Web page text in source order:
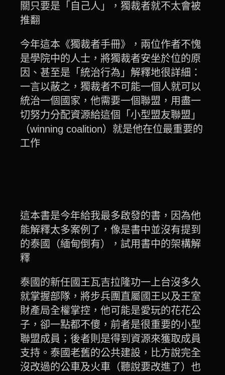
關只要是「自己人」，獨裁者就不太會被
推翻
今年這本《獨裁者手冊》，兩位作者不愧
是學院中的人士，將獨裁者安坐於位的原
因、甚至是「統治行為」解釋地很詳細：
一言以蔽之，獨裁者不可能一個人就可以
統治一個國家，他需要一個聯盟，用盡一
切努力分配資源給這個「小型盟友聯盟」
（winning coalition）就是他在位最重要的
工作
這本書是今年給我最多啟發的書，因為他
能解釋太多案例了，像是書中並沒有提到
的泰國（緬甸倒有），試用書中的架構解
釋
泰國的新任國王瓦吉拉隆功一上台沒多久
就掌握部隊，將步兵團直屬國王以及王室
財產局全權掌控，他可能是愛玩的花花公
子，卻一點都不傻，前者是很重要的小型
聯盟成員；後者則是得到資源來獲取成員
支持。泰國老舊的公共建設，比方說完全
沒改過的公車及火車（聽說要改進了）也